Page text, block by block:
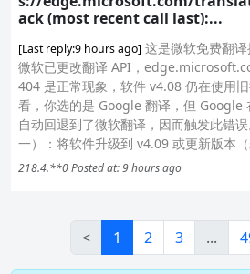
ack (most recent call last):...
[Last reply:9 hours ago] 这是微软免费翻译
微软已更改翻译 API，
404 是正常现象，软件 v4.08 仍在使用
看，你选的是 Google 翻译，但 Google
自动回退到了微软翻译，因而触发此错
一）：将软件升级到 v4.09 或更新版本
218.4.**0Posted at: 9 hours ago
< 1 2 3 ...